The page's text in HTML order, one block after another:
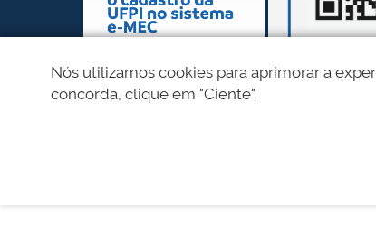
Nós utilizamos cookies para aprimorar a
concorda, clique em "Ciente".